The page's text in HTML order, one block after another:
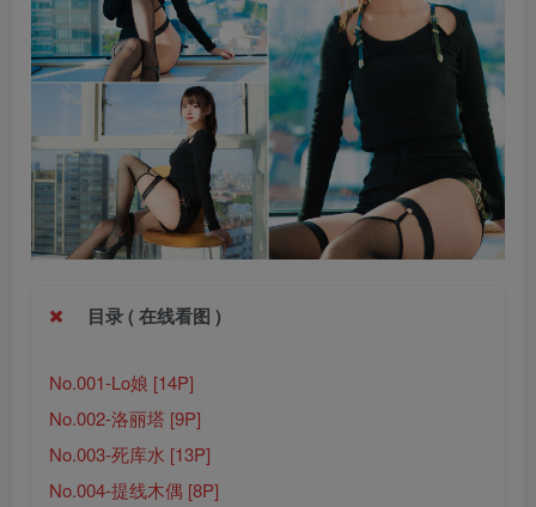
目录 ( 在线看图 )
No.001-Lo娘 [14P]
No.002-洛丽塔 [9P]
No.003-死库水 [13P]
No.004-提线木偶 [8P]